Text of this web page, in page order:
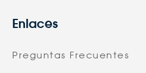
Enlaces
Preguntas Frecuentes